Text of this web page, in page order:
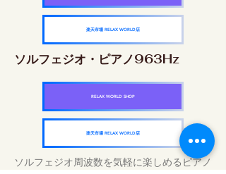
楽天市場 RELAX WORLD店
ソルフェジオ・ピアノ963Hz
RELAX WORLD SHOP
楽天市場 RELAX WORLD店
ソルフェジオ周波数を気軽に楽しめるピアノ